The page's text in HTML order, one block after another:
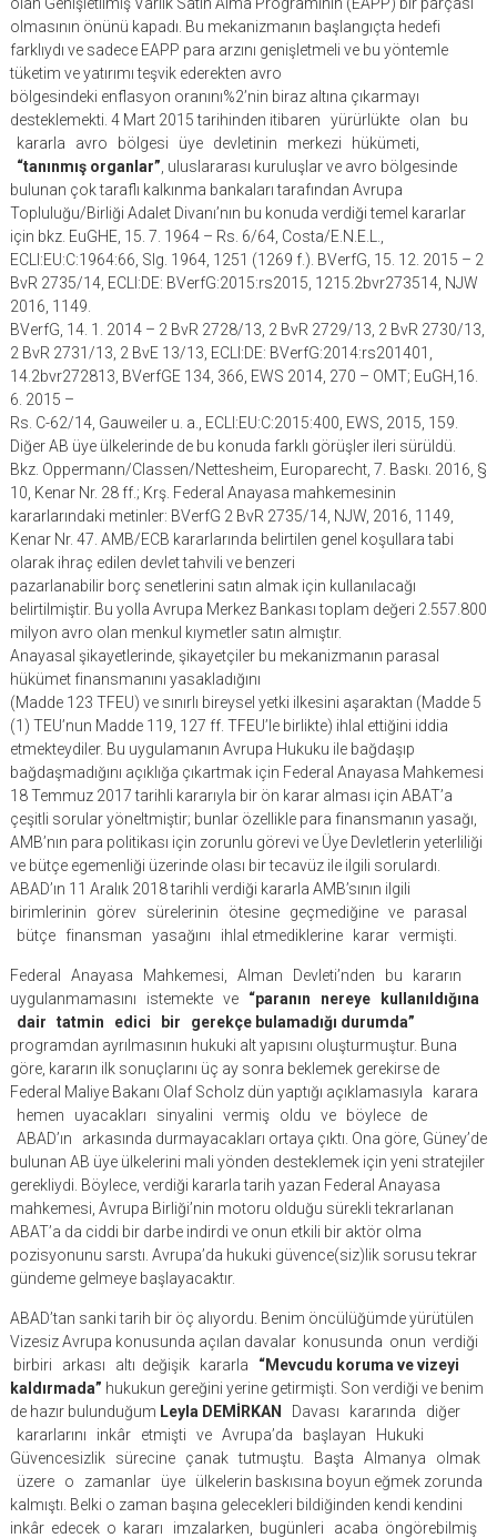
olmasının önünü kapadı. Bu mekanizmanın başlangıçta hedefi
farklıydı ve sadece EAPP para arzını genişletmeli ve bu yöntemle
tüketim ve yatırımı teşvik ederekten avro
bölgesindeki enflasyon oranını%2’nin biraz altına çıkarmayı
desteklemekti. 4 Mart 2015 tarihinden itibaren yürürlükte olan bu
kararla avro bölgesi üye devletinin merkezi hükümeti,
“tanınmış organlar” , uluslararası kuruluşlar ve avro bölgesinde
bulunan çok taraflı kalkınma bankaları tarafından Avrupa
Topluluğu/Birliği Adalet Divanı’nın bu konuda verdiği temel kararlar
için bkz. EuGHE, 15. 7. 1964 – Rs. 6/64, Costa/E.N.E.L.,
ECLI:EU:C:1964:66, Slg. 1964, 1251 (1269 f.). BVerfG, 15. 12. 2015 – 2
BvR 2735/14, ECLI:DE: BVerfG:2015:rs2015, 1215.2bvr273514, NJW
2016, 1149.
BVerfG, 14. 1. 2014 – 2 BvR 2728/13, 2 BvR 2729/13, 2 BvR 2730/13,
2 BvR 2731/13, 2 BvE 13/13, ECLI:DE: BVerfG:2014:rs201401,
14.2bvr272813, BVerfGE 134, 366, EWS 2014, 270 – OMT; EuGH,16.
6. 2015 –
Rs. C-62/14, Gauweiler u. a., ECLI:EU:C:2015:400, EWS, 2015, 159.
Diğer AB üye ülkelerinde de bu konuda farklı görüşler ileri sürüldü.
Bkz. Oppermann/Classen/Nettesheim, Europarecht, 7. Baskı. 2016, §
10, Kenar Nr. 28 ff.; Krş. Federal Anayasa mahkemesinin
kararlarındaki metinler: BVerfG 2 BvR 2735/14, NJW, 2016, 1149,
Kenar Nr. 47. AMB/ECB kararlarında belirtilen genel koşullara tabi
olarak ihraç edilen devlet tahvili ve benzeri
pazarlanabilir borç senetlerini satın almak için kullanılacağı
belirtilmiştir. Bu yolla Avrupa Merkez Bankası toplam değeri 2.557.800
milyon avro olan menkul kıymetler satın almıştır.
Anayasal şikayetlerinde, şikayetçiler bu mekanizmanın parasal
hükümet finansmanını yasakladığını
(Madde 123 TFEU) ve sınırlı bireysel yetki ilkesini aşaraktan (Madde 5
(1) TEU’nun Madde 119, 127 ff. TFEU’le birlikte) ihlal ettiğini iddia
etmekteydiler. Bu uygulamanın Avrupa Hukuku ile bağdaşıp
bağdaşmadığını açıklığa çıkartmak için Federal Anayasa Mahkemesi
18 Temmuz 2017 tarihli kararıyla bir ön karar alması için ABAT’a
çeşitli sorular yöneltmiştir; bunlar özellikle para finansmanın yasağı,
AMB’nın para politikası için zorunlu görevi ve Üye Devletlerin yeterliliği
ve bütçe egemenliği üzerinde olası bir tecavüz ile ilgili sorulardı.
ABAD’ın 11 Aralık 2018 tarihli verdiği kararla AMB’sının ilgili
birimlerinin görev sürelerinin ötesine geçmediğine ve parasal
bütçe finansman yasağını ihlal etmediklerine karar vermişti.
Federal Anayasa Mahkemesi, Alman Devleti’nden bu kararın
uygulanmamasını istemekte ve “paranın nereye kullanıldığına
dair tatmin edici bir gerekçe bulamadığı durumda”
programdan ayrılmasının hukuki alt yapısını oluşturmuştur. Buna
göre, kararın ilk sonuçlarını üç ay sonra beklemek gerekirse de
Federal Maliye Bakanı Olaf Scholz dün yaptığı açıklamasıyla karara
hemen uyacakları sinyalini vermiş oldu ve böylece de
ABAD’ın arkasında durmayacakları ortaya çıktı. Ona göre, Güney’de
bulunan AB üye ülkelerini mali yönden desteklemek için yeni stratejiler
gerekliydi. Böylece, verdiği kararla tarih yazan Federal Anayasa
mahkemesi, Avrupa Birliği’nin motoru olduğu sürekli tekrarlanan
ABAT’a da ciddi bir darbe indirdi ve onun etkili bir aktör olma
pozisyonunu sarstı. Avrupa’da hukuki güvence(siz)lik sorusu tekrar
gündeme gelmeye başlayacaktır.
ABAD’tan sanki tarih bir öç alıyordu. Benim öncülüğümde yürütülen
Vizesiz Avrupa konusunda açılan davalar konusunda onun verdiği
birbiri arkası altı değişik kararla “Mevcudu koruma ve vizeyi
kaldırmada” hukukun gereğini yerine getirmişti. Son verdiği ve benim
de hazır bulunduğum Leyla DEMİRKAN
Davası kararında diğer
kararlarını inkâr etmişti ve Avrupa’da başlayan Hukuki
Güvencesizlik sürecine çanak tutmuştu. Başta Almanya olmak
üzere o zamanlar üye ülkelerin baskısına boyun eğmek zorunda
kalmıştı. Belki o zaman başına gelecekleri bildiğinden kendi kendini
inkâr edecek o kararı imzalarken, bugünleri acaba öngörebilmiş